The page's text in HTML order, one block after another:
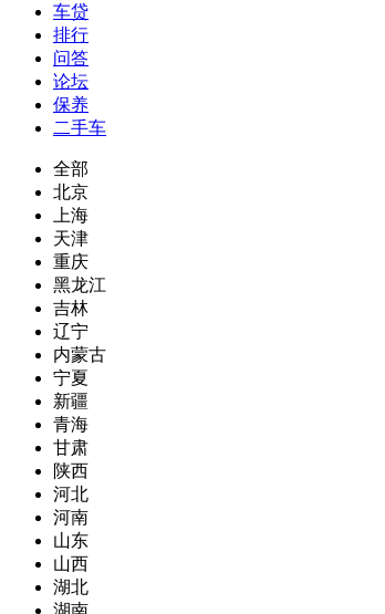
车贷
排行
问答
论坛
保养
二手车
全部
北京
上海
天津
重庆
黑龙江
吉林
辽宁
内蒙古
宁夏
新疆
青海
甘肃
陕西
河北
河南
山东
山西
湖北
湖南